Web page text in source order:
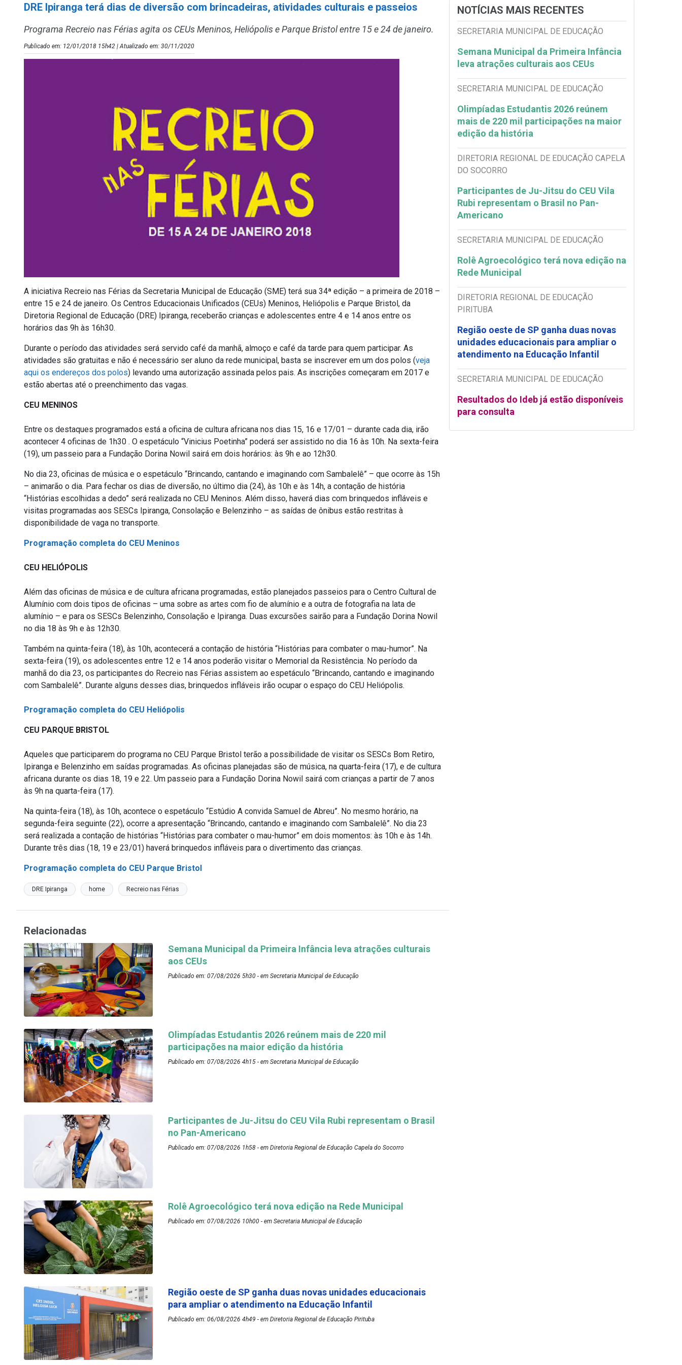
DRE Ipiranga terá dias de diversão com brincadeiras, atividades culturais e passeios
Programa Recreio nas Férias agita os CEUs Meninos, Heliópolis e Parque Bristol entre 15 e 24 de janeiro.
Publicado em: 12/01/2018 15h42 | Atualizado em: 30/11/2020
A iniciativa Recreio nas Férias da Secretaria Municipal de Educação (SME) terá sua 34ª edição – a primeira de 2018 –
entre 15 e 24 de janeiro. Os Centros Educacionais Unificados (CEUs) Meninos, Heliópolis e Parque Bristol, da
Diretoria Regional de Educação (DRE) Ipiranga, receberão crianças e adolescentes entre 4 e 14 anos entre os
horários das 9h às 16h30.
Durante o período das atividades será servido café da manhã, almoço e café da tarde para quem participar. As
atividades são gratuitas e não é necessário ser aluno da rede municipal, basta se inscrever em um dos polos (veja
aqui os endereços dos polos) levando uma autorização assinada pelos pais. As inscrições começaram em 2017 e
estão abertas até o preenchimento das vagas.
CEU MENINOS
Entre os destaques programados está a oficina de cultura africana nos dias 15, 16 e 17/01 – durante cada dia, irão
acontecer 4 oficinas de 1h30 . O espetáculo “Vinicius Poetinha” poderá ser assistido no dia 16 às 10h. Na sexta-feira
(19), um passeio para a Fundação Dorina Nowil sairá em dois horários: às 9h e ao 12h30.
No dia 23, oficinas de música e o espetáculo “Brincando, cantando e imaginando com Sambalelê” – que ocorre às 15h
– animarão o dia. Para fechar os dias de diversão, no último dia (24), às 10h e às 14h, a contação de história
“Histórias escolhidas a dedo” será realizada no CEU Meninos. Além disso, haverá dias com brinquedos infláveis e
visitas programadas aos SESCs Ipiranga, Consolação e Belenzinho – as saídas de ônibus estão restritas à
disponibilidade de vaga no transporte.
Programação completa do CEU Meninos
CEU HELIÓPOLIS
Além das oficinas de música e de cultura africana programadas, estão planejados passeios para o Centro Cultural de
Alumínio com dois tipos de oficinas – uma sobre as artes com fio de alumínio e a outra de fotografia na lata de
alumínio – e para os SESCs Belenzinho, Consolação e Ipiranga. Duas excursões sairão para a Fundação Dorina Nowil
no dia 18 às 9h e às 12h30.
Também na quinta-feira (18), às 10h, acontecerá a contação de história “Histórias para combater o mau-humor”. Na
sexta-feira (19), os adolescentes entre 12 e 14 anos poderão visitar o Memorial da Resistência. No período da
manhã do dia 23, os participantes do Recreio nas Férias assistem ao espetáculo “Brincando, cantando e imaginando
com Sambalelê”. Durante alguns desses dias, brinquedos infláveis irão ocupar o espaço do CEU Heliópolis.
Programação completa do CEU Heliópolis
CEU PARQUE BRISTOL
Aqueles que participarem do programa no CEU Parque Bristol terão a possibilidade de visitar os SESCs Bom Retiro,
Ipiranga e Belenzinho em saídas programadas. As oficinas planejadas são de música, na quarta-feira (17), e de cultura
africana durante os dias 18, 19 e 22. Um passeio para a Fundação Dorina Nowil sairá com crianças a partir de 7 anos
às 9h na quarta-feira (17).
Na quinta-feira (18), às 10h, acontece o espetáculo “Estúdio A convida Samuel de Abreu”. No mesmo horário, na
segunda-feira seguinte (22), ocorre a apresentação “Brincando, cantando e imaginando com Sambalelê”. No dia 23
será realizada a contação de histórias “Histórias para combater o mau-humor” em dois momentos: às 10h e às 14h.
Durante três dias (18, 19 e 23/01) haverá brinquedos infláveis para o divertimento das crianças.
Programação completa do CEU Parque Bristol
DRE Ipiranga home Recreio nas Férias
NOTÍCIAS MAIS RECENTES
SECRETARIA MUNICIPAL DE EDUCAÇÃO
Semana Municipal da Primeira Infância
leva atrações culturais aos CEUs
SECRETARIA MUNICIPAL DE EDUCAÇÃO
Olimpíadas Estudantis 2026 reúnem
mais de 220 mil participações na maior
edição da história
DIRETORIA REGIONAL DE EDUCAÇÃO CAPELA
DO SOCORRO
Participantes de Ju-Jitsu do CEU Vila
Rubi representam o Brasil no Pan-
Americano
SECRETARIA MUNICIPAL DE EDUCAÇÃO
Rolê Agroecológico terá nova edição na
Rede Municipal
DIRETORIA REGIONAL DE EDUCAÇÃO
PIRITUBA
Região oeste de SP ganha duas novas
unidades educacionais para ampliar o
atendimento na Educação Infantil
SECRETARIA MUNICIPAL DE EDUCAÇÃO
Resultados do Ideb já estão disponíveis
para consulta
Relacionadas
Semana Municipal da Primeira Infância leva atrações culturais
aos CEUs
Publicado em: 07/08/2026 5h30 - em Secretaria Municipal de Educação
Olimpíadas Estudantis 2026 reúnem mais de 220 mil
participações na maior edição da história
Publicado em: 07/08/2026 4h15 - em Secretaria Municipal de Educação
Participantes de Ju-Jitsu do CEU Vila Rubi representam o Brasil
no Pan-Americano
Publicado em: 07/08/2026 1h58 - em Diretoria Regional de Educação Capela do Socorro
Rolê Agroecológico terá nova edição na Rede Municipal
Publicado em: 07/08/2026 10h00 - em Secretaria Municipal de Educação
Região oeste de SP ganha duas novas unidades educacionais
para ampliar o atendimento na Educação Infantil
Publicado em: 06/08/2026 4h49 - em Diretoria Regional de Educação Pirituba